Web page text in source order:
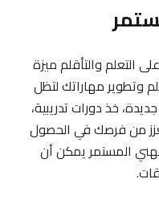
التعلم والتأقلم ميزة
وتطوير مهاراتك لتظل
خذ دورات تدريبية،
من فرصك في الحصول
المستمر يمكن أن